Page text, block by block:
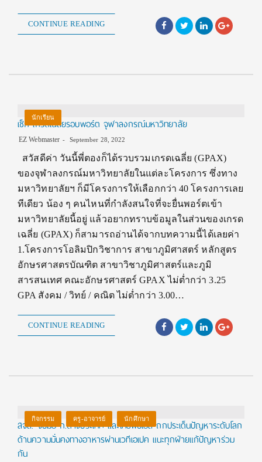
CONTINUE READING
นักเรียน
เช็ก เกรดเฉลี่ยรอบพอร์ต จุฬาลงกรณ์มหาวิทยาลัย
EZ Webmaster September 28, 2022
สวัสดีค่า วันนี้พี่ตองก็ได้รวบรวมเกรดเฉลี่ย (GPAX)
ของจุฬาลงกรณ์มหาวิทยาลัยในแต่ละโครงการ ซึ่งทาง
มหาวิทยาลัยฯ ก็มีโครงการให้เลือกกว่า 40 โครงการเลย
ทีเดียว น้อง ๆ คนไหนที่กำลังสนใจที่จะยื่นพอร์ตเข้า
มหาวิทยาลัยนี้อยู่ แล้วอยากทราบข้อมูลในส่วนของเกรด
เฉลี่ย (GPAX) ก็สามารถอ่านได้จากบทความนี้ได้เลยค่า
1.โครงการโอลิมปิกวิชาการ สาขาภูมิศาสตร์ หลักสูตร
อักษรศาสตรบัณฑิต สาขาวิชาภูมิศาสตร์และภูมิ
สารสนเทศ คณะอักษรศาสตร์ GPAX ไม่ต่ำกว่า 3.25
GPA สังคม / วิทย์ / คณิต ไม่ต่ำกว่า 3.00…
CONTINUE READING
กิจกรรม ครู-อาจารย์ นักศึกษา
สจล. จับมือ ก.ต่างประเทศ และไทยพีบีเอส ถกประเด็นปัญหาระดับโลก
ด้านความมั่นคงทางอาหารผ่านเวทีเอเปค แนะทุกฝ่ายแก้ปัญหาร่วม
กัน